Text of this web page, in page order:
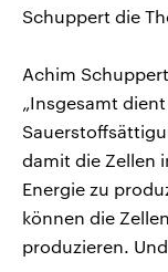
Schuppert die
Achim
„Insgesamt
damit die Zellen
Energie zu
können die
produzieren.